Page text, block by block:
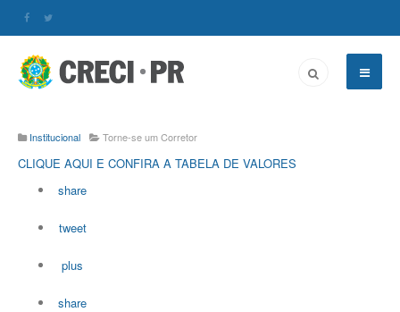
Institucional Torne-se um Corretor
CLIQUE AQUI E CONFIRA A TABELA DE VALORES
share
tweet
plus
share